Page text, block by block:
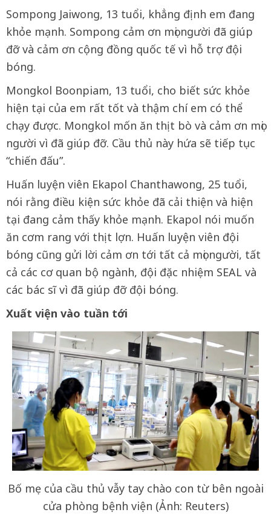
Sompong Jaiwong, 13 tuổi, khẳng định em đang
khỏe mạnh. Sompong cảm ơn mọi người đã giúp
đỡ và cảm ơn cộng đồng quốc tế vì hỗ trợ đội
bóng.
Mongkol Boonpiam, 13 tuổi, cho biết sức khỏe
hiện tại của em rất tốt và thậm chí em có thể
chạy được. Mongkol mốn ăn thịt bò và cảm ơn mọi
người vì đã giúp đỡ. Cầu thủ này hứa sẽ tiếp tục
“chiến đấu”.
Huấn luyện viên Ekapol Chanthawong, 25 tuổi,
nói rằng điều kiện sức khỏe đã cải thiện và hiện
tại đang cảm thấy khỏe mạnh. Ekapol nói muốn
ăn cơm rang với thịt lợn. Huấn luyện viên đội
bóng cũng gửi lời cảm ơn tới tất cả mọi người, tất
cả các cơ quan bộ ngành, đội đặc nhiệm SEAL và
các bác sĩ vì đã giúp đỡ đội bóng.
Xuất viện vào tuần tới
Bố mẹ của cầu thủ vẫy tay chào con từ bên ngoài
cửa phòng bệnh viện (Ảnh: Reuters)